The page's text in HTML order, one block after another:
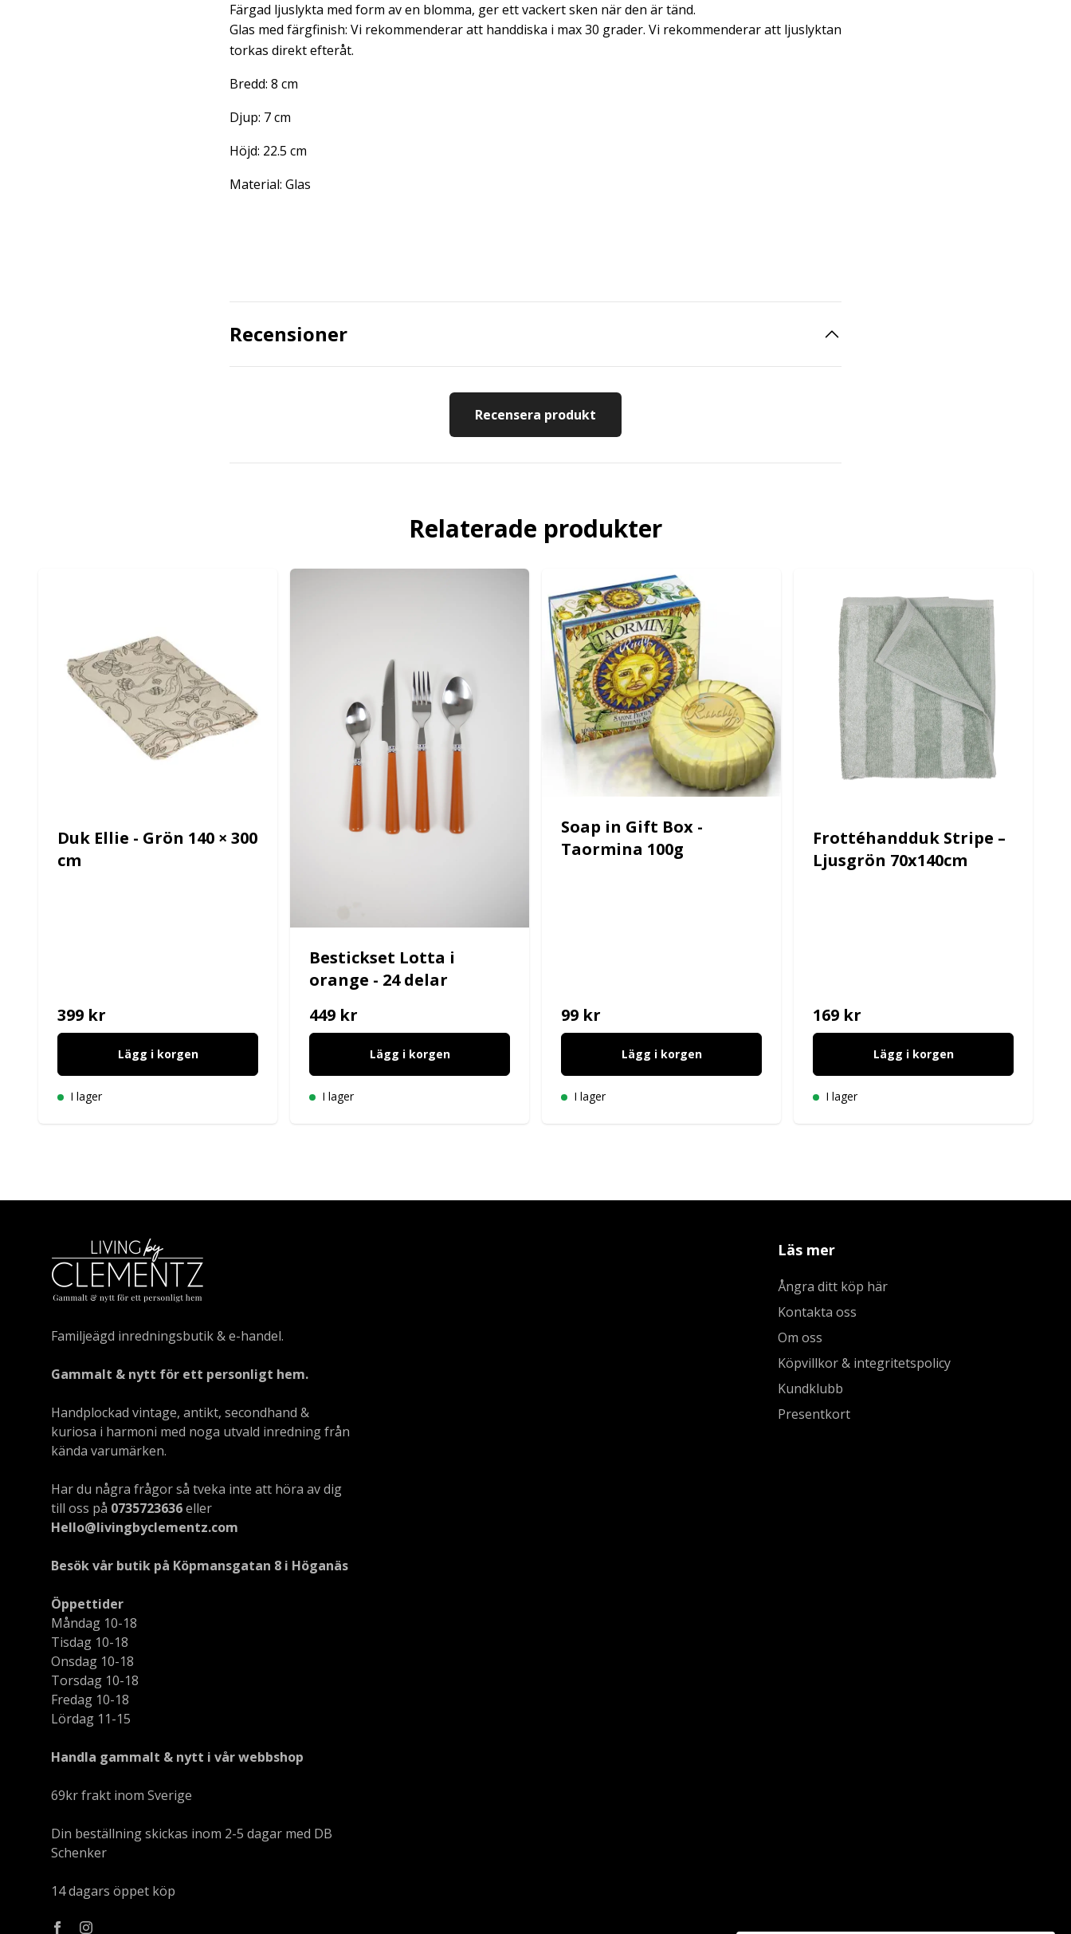
Färgad ljuslykta med form av en blomma, ger ett vackert sken när den är tänd.
Glas med färgfinish: Vi rekommenderar att handdiska i max 30 grader. Vi rekommenderar att ljuslyktan
torkas direkt efteråt.
Bredd: 8 cm
Djup: 7 cm
Höjd: 22.5 cm
Material: Glas
Recensioner
Recensera produkt
Relaterade produkter
Duk Ellie - Grön 140 × 300
cm
399 kr
Lägg i korgen
I lager
Bestickset Lotta i
orange - 24 delar
449 kr
Lägg i korgen
I lager
Soap in Gift Box -
Taormina 100g
99 kr
Lägg i korgen
I lager
Frottéhandduk Stripe –
Ljusgrön 70x140cm
169 kr
Lägg i korgen
I lager
Familjeägd inredningsbutik & e-handel.
Gammalt & nytt för ett personligt hem.
Handplockad vintage, antikt, secondhand &
kuriosa i harmoni med noga utvald inredning från
kända varumärken.
Har du några frågor så tveka inte att höra av dig
till oss på 0735723636eller
Hello@livingbyclementz.com
Besök vår butik på Köpmansgatan 8 i Höganäs
Öppettider
Måndag 10-18
Tisdag 10-18
Onsdag 10-18
Torsdag 10-18
Fredag 10-18
Lördag 11-15
Handla gammalt & nytt i vår webbshop
69kr frakt inom Sverige
Din beställning skickas inom 2-5 dagar med DB
Schenker
14 dagars öppet köp
Läs mer
Ångra ditt köp här
Kontakta oss
Om oss
Köpvillkor & integritetspolicy
Kundklubb
Presentkort